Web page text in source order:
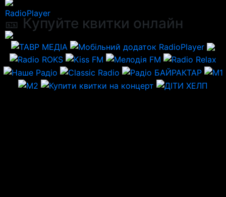
RadioPlayer
🎫 Купуйте квитки онлайн